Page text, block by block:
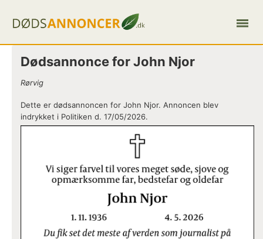
Dødsannonce for John Njor
Rørvig
Dette er dødsannoncen for John Njor. Annoncen blev
indrykket i Politiken d. 17/05/2026.